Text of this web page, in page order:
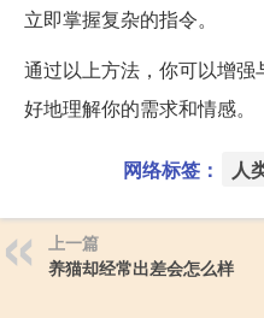
立即掌握复杂的指令。
通过以上方法，你可以增
好地理解你的需求和情感。
网络标签： 人
上一篇
养猫却经常出差会怎么样